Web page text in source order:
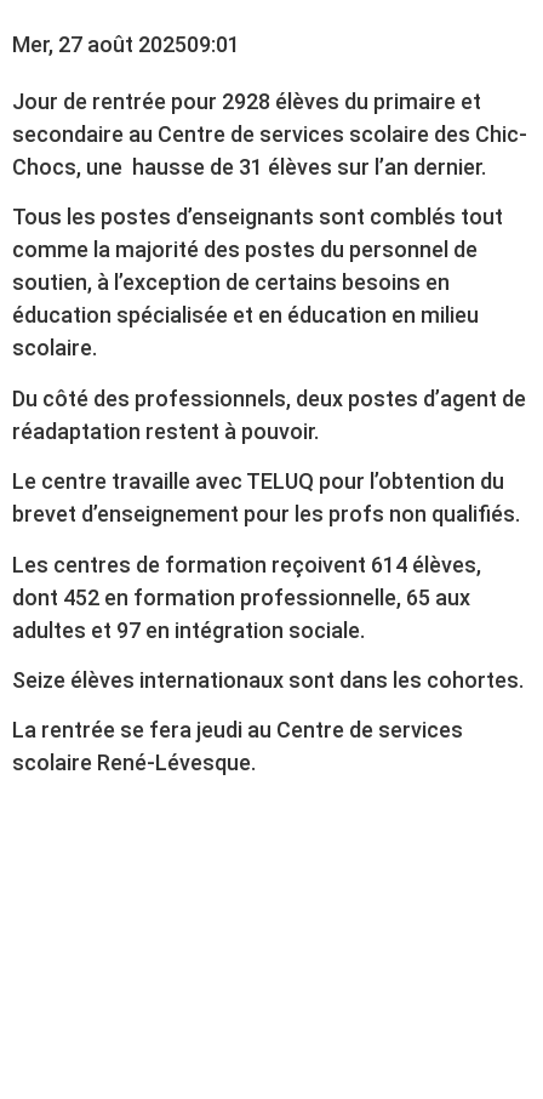
Mer, 27 août 202509:01
Jour de rentrée pour 2928 élèves du primaire et
secondaire au Centre de services scolaire des Chic-
Chocs, une hausse de 31 élèves sur l’an dernier.
Tous les postes d’enseignants sont comblés tout
comme la majorité des postes du personnel de
soutien, à l’exception de certains besoins en
éducation spécialisée et en éducation en milieu
scolaire.
Du côté des professionnels, deux postes d’agent de
réadaptation restent à pouvoir.
Le centre travaille avec TELUQ pour l’obtention du
brevet d’enseignement pour les profs non qualifiés.
Les centres de formation reçoivent 614 élèves,
dont 452 en formation professionnelle, 65 aux
adultes et 97 en intégration sociale.
Seize élèves internationaux sont dans les cohortes.
La rentrée se fera jeudi au Centre de services
scolaire René-Lévesque.